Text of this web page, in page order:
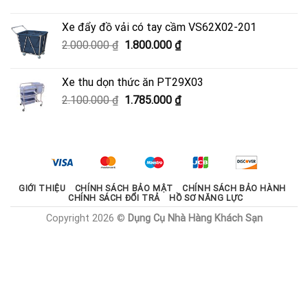
950.000 ₫.là:
600.000 ₫.
Xe đẩy đồ vải có tay cầm VS62X02-201
2.000.000₫ Giá
2.000.000 ₫.
1.800.000 ₫Giá
là:
1.800.000 ₫.
Xe thu dọn thức ăn PT29X03
2.100.000₫ Giá
1.785.000 ₫Giá
1.785.000 ₫.
GIỚI THIỆU CHÍNH SÁCH BẢO MẬT
CHÍNH SÁCH BẢO HÀNH
CHÍNH SÁCH ĐỔI TRẢ
HỒ SƠ NĂNG LỰC
Copyright 2026 © Dụng Cụ Nhà Hàng Khách Sạn